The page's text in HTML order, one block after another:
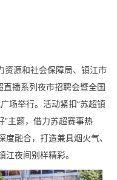
源和社会保障局、镇江市
直播系列夜市招聘会暨全国
场举行。活动紧扣“苏超镇
”主题，借力苏超赛事热
融合，打造兼具烟火气、
江夜间别样精彩。